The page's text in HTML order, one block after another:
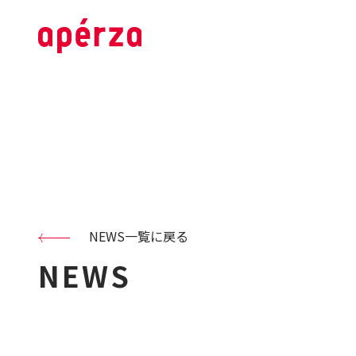
NEWS一覧に戻る
NEWS